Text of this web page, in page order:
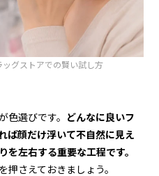
グストアでの賢い試し方
選びです。 どんなに良いフ
ば顔だけ浮いて不自然に見え
左右する重要な工程です。
さえておきましょう。